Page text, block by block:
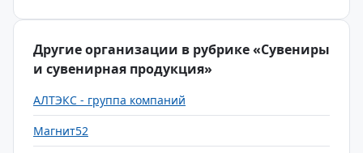
Другие организации в рубрике «Сувениры
и сувенирная продукция»
АЛТЭКС - группа компаний
Магнит52